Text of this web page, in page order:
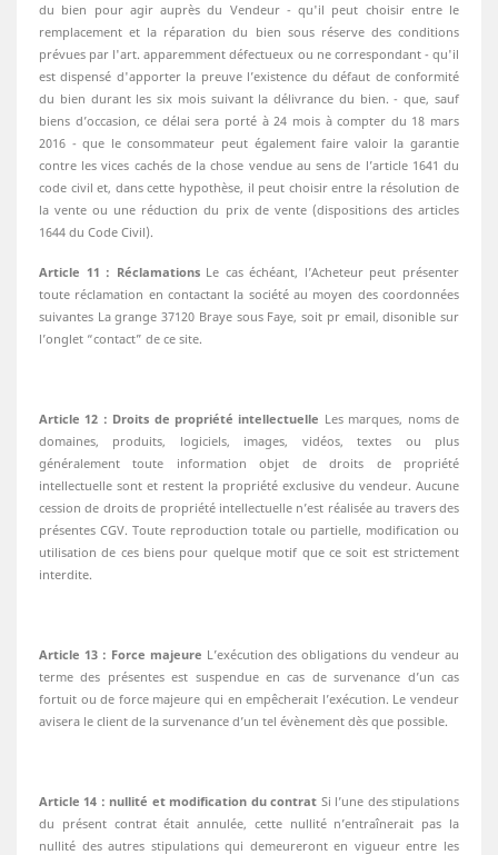
du bien pour agir auprès du Vendeur - qu'il peut choisir entre le
remplacement et la réparation du bien sous réserve des conditions
prévues par l'art. apparemment défectueux ou ne correspondant - qu'il
est dispensé d'apporter la preuve l’existence du défaut de conformité
du bien durant les six mois suivant la délivrance du bien. - que, sauf
biens d’occasion, ce délai sera porté à 24 mois à compter du 18 mars
2016 - que le consommateur peut également faire valoir la garantie
contre les vices cachés de la chose vendue au sens de l’article 1641 du
code civil et, dans cette hypothèse, il peut choisir entre la résolution de
la vente ou une réduction du prix de vente (dispositions des articles
1644 du Code Civil).
Article 11 : RéclamationsLe cas échéant, l’Acheteur peut présenter
toute réclamation en contactant la société au moyen des coordonnées
suivantes La grange 37120 Braye sous Faye, soit pr email, disonible sur
l’onglet “contact” de ce site.
Article 12 : Droits de propriété intellectuelle Les marques, noms de
domaines, produits, logiciels, images, vidéos, textes ou plus
généralement toute information objet de droits de propriété
intellectuelle sont et restent la propriété exclusive du vendeur. Aucune
cession de droits de propriété intellectuelle n’est réalisée au travers des
présentes CGV. Toute reproduction totale ou partielle, modification ou
utilisation de ces biens pour quelque motif que ce soit est strictement
interdite.
Article 13 : Force majeure L’exécution des obligations du vendeur au
terme des présentes est suspendue en cas de survenance d’un cas
fortuit ou de force majeure qui en empêcherait l’exécution. Le vendeur
avisera le client de la survenance d’un tel évènement dès que possible.
Article 14 : nullité et modification du contrat Si l’une des stipulations
du présent contrat était annulée, cette nullité n’entraînerait pas la
nullité des autres stipulations qui demeureront en vigueur entre les